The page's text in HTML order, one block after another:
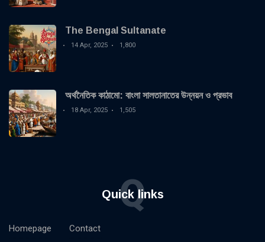
The Bengal Sultanate
14 Apr, 2025 1,800
অর্থনৈতিক কাঠামো: বাংলা সালতানাতের উন্নয়ন ও প্রভাব
18 Apr, 2025 1,505
Quick links
Q
Homepage
Contact